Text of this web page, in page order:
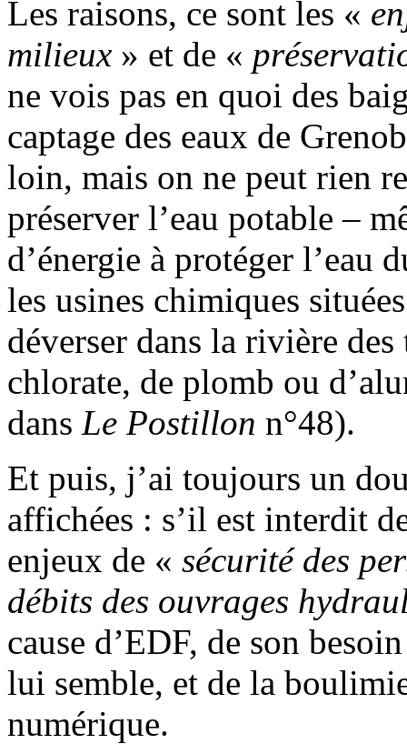
Les raisons, ce sont les «
milieux » et de «
ne vois pas en quoi des
captage des eaux de
loin, mais on ne peut rien
préserver l’eau potable –
d’énergie à protéger l’eau
les usines chimiques
déverser dans la rivière
chlorate, de plomb ou
dans Le Postillon n°48).
Et puis, j’ai toujours un
affichées : s’il est interdit
enjeux de « sécurité des
débits des ouvrages
cause d’EDF, de son
lui semble, et de la
numérique.